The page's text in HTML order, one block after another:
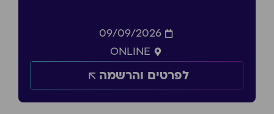
09/09/2026
ONLINE
לפרטים והרשמה